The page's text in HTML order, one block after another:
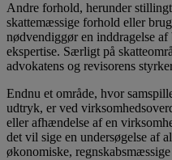
Andre forhold, herunder
skattemæssige forhold eller
nødvendiggør en inddragelse
ekspertise. Særligt på
advokatens og revisorens
Endnu et område, hvor
udtryk, er ved
eller afhændelse af en
det vil sige en undersøgelse af
økonomiske,